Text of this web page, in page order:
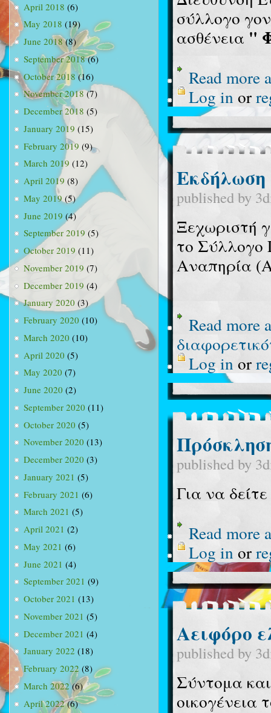
April 2018 (6)
May 2018 (19)
June 2018(8)
September 2018(6)
October 2018(16)
November 2018(7)
December 2018 (5)
January 2019 (15)
February 2019 (9)
March 2019 (12)
April 2019 (8)
May 2019(5)
June 2019 (4)
September 2019 (5)
October 2019 (11)
November 2019 (7)
December 2019 (4)
January 2020 (3)
February 2020 (10)
March 2020 (10)
April 2020 (5)
May 2020 (7)
June 2020 (2)
September 2020 (11)
October 2020 (5)
November 2020 (13)
December 2020 (3)
January 2021 (5)
February 2021 (6)
March 2021 (5)
April 2021 (2)
May 2021 (6)
June 2021 (4)
September 2021 (9)
October 2021 (13)
November 2021 (5)
December 2021 (4)
January 2022 (18)
February 2022 (8)
March 2022(6)
April 2022(6)
σύλλογο
ασθένεια "
Read more
Log in or
Εκδήλωση
published by
Ξεχωριστή
το Σύλλογο
Αναπηρία
Read more
Log in or
published by
Για να
Read more
Log in or
Αειφόρο
published by
Σύντομα
οικογένεια